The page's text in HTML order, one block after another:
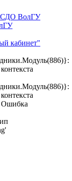
кабинет"
Ошибка